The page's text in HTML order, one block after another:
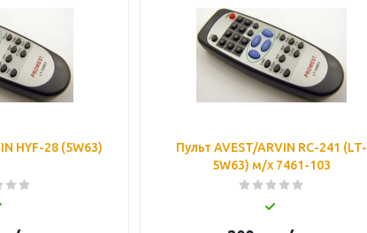
HYF-28 (5W63)
Пульт AVEST/ARVIN RC-241 (LT-
5W63) м/х 7461-103